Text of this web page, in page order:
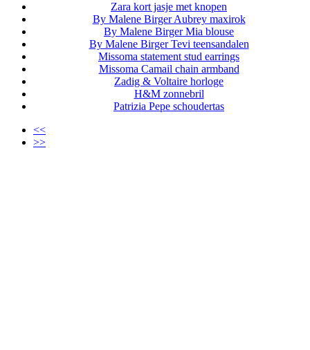
Zara kort jasje met knopen
By Malene Birger Aubrey maxirok
By Malene Birger Mia blouse
By Malene Birger Tevi teensandalen
Missoma statement stud earrings
Missoma Camail chain armband
Zadig & Voltaire horloge
H&M zonnebril
Patrizia Pepe schoudertas
<<
>>